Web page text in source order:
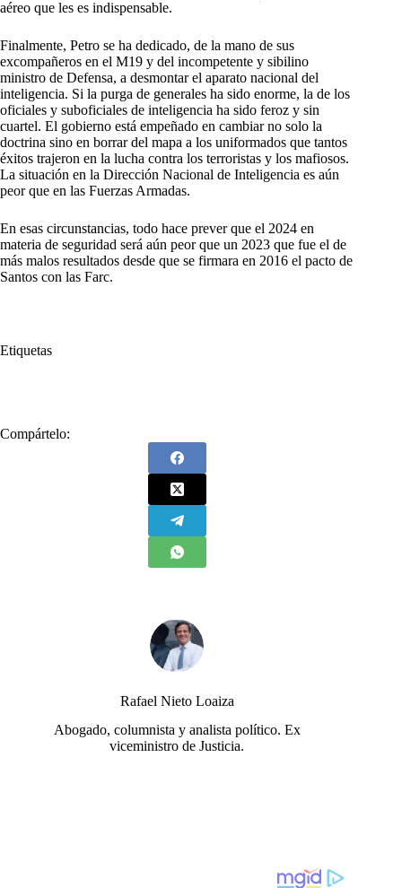
aéreo que les es indispensable.
Finalmente, Petro se ha dedicado, de la mano de sus
excompañeros en el M19 y del incompetente y sibilino
ministro de Defensa, a desmontar el aparato nacional del
inteligencia. Si la purga de generales ha sido enorme, la de los
oficiales y suboficiales de inteligencia ha sido feroz y sin
cuartel. El gobierno está empeñado en cambiar no solo la
doctrina sino en borrar del mapa a los uniformados que tantos
éxitos trajeron en la lucha contra los terroristas y los mafiosos.
La situación en la Dirección Nacional de Inteligencia es aún
peor que en las Fuerzas Armadas.
En esas circunstancias, todo hace prever que el 2024 en
materia de seguridad será aún peor que un 2023 que fue el de
más malos resultados desde que se firmara en 2016 el pacto de
Santos con las Farc.
Etiquetas
Compártelo:
Rafael Nieto Loaiza
Abogado, columnista y analista político. Ex
viceministro de Justicia.